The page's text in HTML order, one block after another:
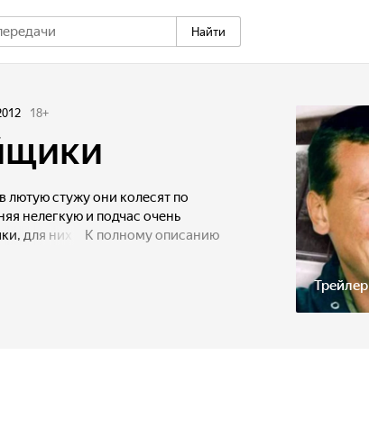
Найти
Трейлер
18+
лютую стужу они колесят по
нелегкую и подчас очень
для них каждый рейс — это не
Бывалый шофер
раз дальнобойщиков
которые ждут их впереди.
К полному описанию